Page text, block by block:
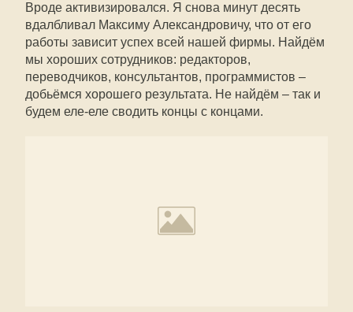
Вроде активизировался. Я снова минут десять
вдалбливал Максиму Александровичу, что от его
работы зависит успех всей нашей фирмы. Найдём
мы хороших сотрудников: редакторов,
переводчиков, консультантов, программистов –
добьёмся хорошего результата. Не найдём – так и
будем еле-еле сводить концы с концами.